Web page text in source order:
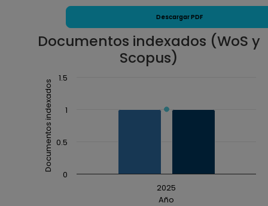
Descargar PDF
Documentos indexados (WoS y
Scopus)
Chart
Combination chart with 3 data series.
The chart has 1 X axis displaying Año.
The chart has 1 Y axis displaying Documentos
Año
Documentos indexados
2025
0
0.5
1
1.5